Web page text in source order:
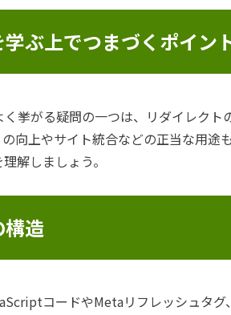
ぶ上でつまづくポイン
挙がる疑問の一つは、リダイレクト
向上やサイト統合などの正当な用途
解しましょう。
構造
コードやMetaリフレッシュタグ